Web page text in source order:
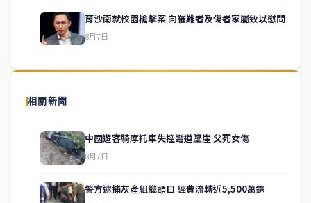
育沙南就校園槍擊案 向罹難者及傷者家屬致以慰問
8月7日
相關新聞
中國遊客騎摩托車失控彎道墜崖 父死女傷
8月7日
警方逮捕灰產組織頭目 經費流轉近5,500萬銖
關於我們
泰國中文新聞（TCN）是一家總部設於曼谷的中文新聞媒體，致力於
供即時、客觀、多元的中文新聞內容。